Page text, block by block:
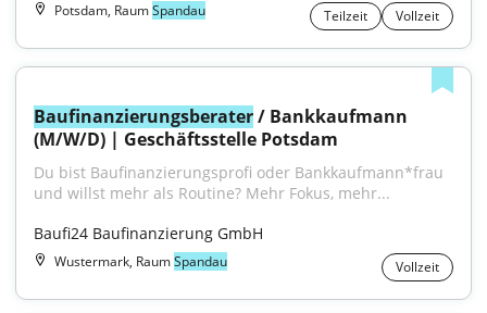
Potsdam, RaumSpandau Teilzeit Vollzeit
Baufinanzierungsberater / Bankkaufmann
(M/W/D) | Geschäftsstelle Potsdam
Du bist Baufinanzierungsprofi oder Bankkaufmann*frau
und willst mehr als Routine? Mehr Fokus, mehr...
Baufi24 Baufinanzierung GmbH
Wustermark, RaumSpandau Vollzeit